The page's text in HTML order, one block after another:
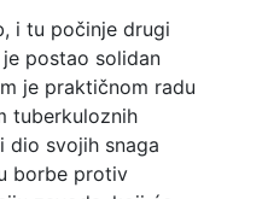
i tu počinje drugi
postao solidan
je praktičnom radu
tuberkuloznih
dio svojih snaga
borbe protiv